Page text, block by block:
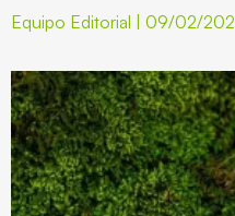
Equipo Editorial 09/02/